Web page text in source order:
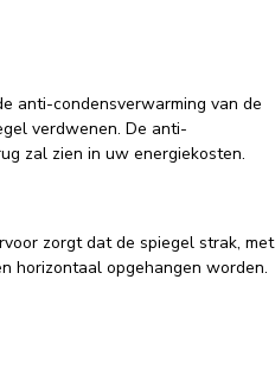
anti-condensverwarming van de
verdwenen. De anti-
zal zien in uw energiekosten.
zorgt dat de spiegel strak, met
horizontaal opgehangen worden.